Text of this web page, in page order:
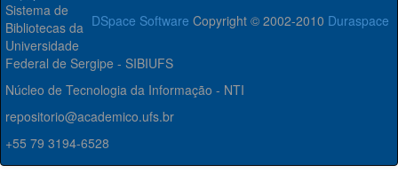
DSpace Software Copyright © 2002-2010 Duraspace
Sistema de
Bibliotecas da
Universidade
Federal de Sergipe - SIBIUFS
Núcleo de Tecnologia da Informação - NTI
repositorio@academico.ufs.br
+55 79 3194-6528